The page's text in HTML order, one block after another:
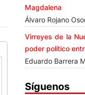
Magdalena
Álvaro Rojano
Virreyes de la
poder político
Eduardo Barrera
Síguenos